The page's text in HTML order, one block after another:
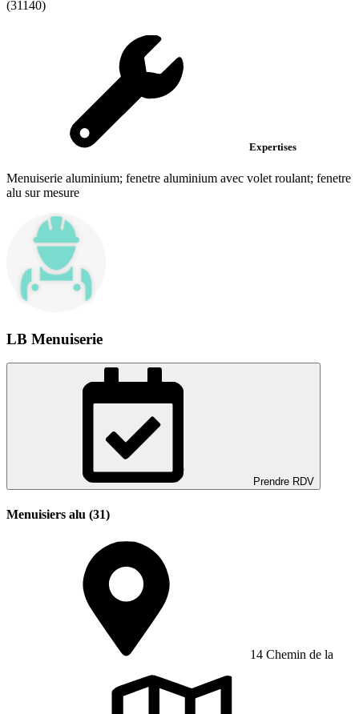
(31140)
Expertises
Menuiserie aluminium; fenetre aluminium avec volet roulant; fenetre
alu sur mesure
LB Menuiserie
Prendre RDV
Menuisiers alu (31)
14 Chemin de la